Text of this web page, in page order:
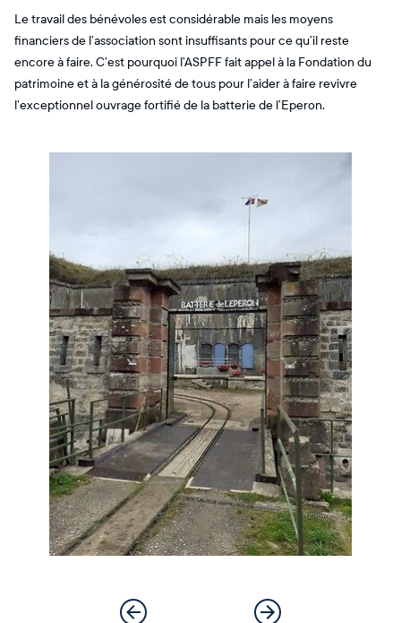
Le travail des bénévoles est considérable mais les moyens
financiers de l’association sont insuffisants pour ce qu’il reste
encore à faire. C’est pourquoi l’ASPFF fait appel à la Fondation du
patrimoine et à la générosité de tous pour l’aider à faire revivre
l’exceptionnel ouvrage fortifié de la batterie de l’Eperon.